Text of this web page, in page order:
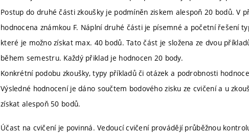
Postup do druhé části zkoušky je podmíněn ziskem alespoň 20 bodů. V
hodnocena známkou F. Náplní druhé části je písemné a početní řešení
které je možno získat max. 40 bodů. Tato část je složena ze dvou
během semestru. Každý přiklad je hodnocen 20 body.
Konkrétní podobu zkoušky, typy příkladů či otázek a podrobnosti
Výsledné hodnocení je dáno součtem bodového zisku ze cvičení a u
získat alespoň 50 bodů.
Účast na cvičení je povinná. Vedoucí cvičení provádějí průběžnou